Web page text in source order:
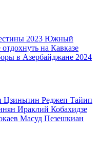
2023 Южный
отдохнуть на Кавказе
в Азербайджане 2024
Цзиньпин Реджеп Тайип
Ираклий Кобахидзе
Масуд Пезешкиан